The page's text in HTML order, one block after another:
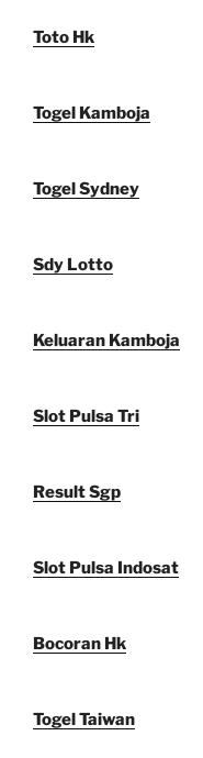
Toto Hk
Togel Kamboja
Togel Sydney
Sdy Lotto
Keluaran Kamboja
Slot Pulsa Tri
Result Sgp
Slot Pulsa Indosat
Bocoran Hk
Togel Taiwan